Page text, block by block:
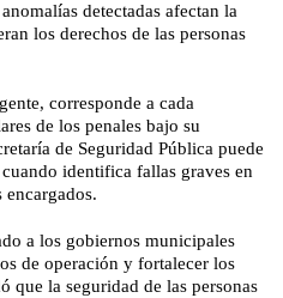
detectadas afectan la
los derechos de las personas
corresponde a cada
de los penales bajo su
de Seguridad Pública puede
identifica fallas graves en
a los gobiernos municipales
de operación y fortalecer los
que la seguridad de las personas